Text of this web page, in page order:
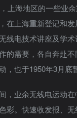
上海地区的一些业
在上海重新登记和
线电技术讲座及学
的需要，各自奔赴不
，也于1950年3月底
，业余无线电运动
彩。快速收发报、